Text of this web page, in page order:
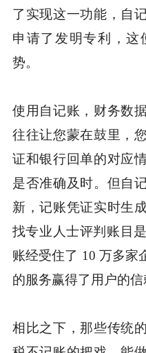
了实现这一功能，自
申请了发明专利，这
势。
使用自记账，财务数
往往让您蒙在鼓里，
证和银行回单的对应
是否准确及时。但自
新，记账凭证实时生
找专业人士评判账目
账经受住了 10 万多家
的服务赢得了用户的信
相比之下，那些传统